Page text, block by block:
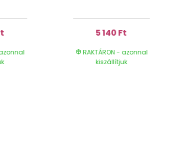
azonnal
5 140 Ft
RAKTÁRON - azonnal
kiszállítjuk